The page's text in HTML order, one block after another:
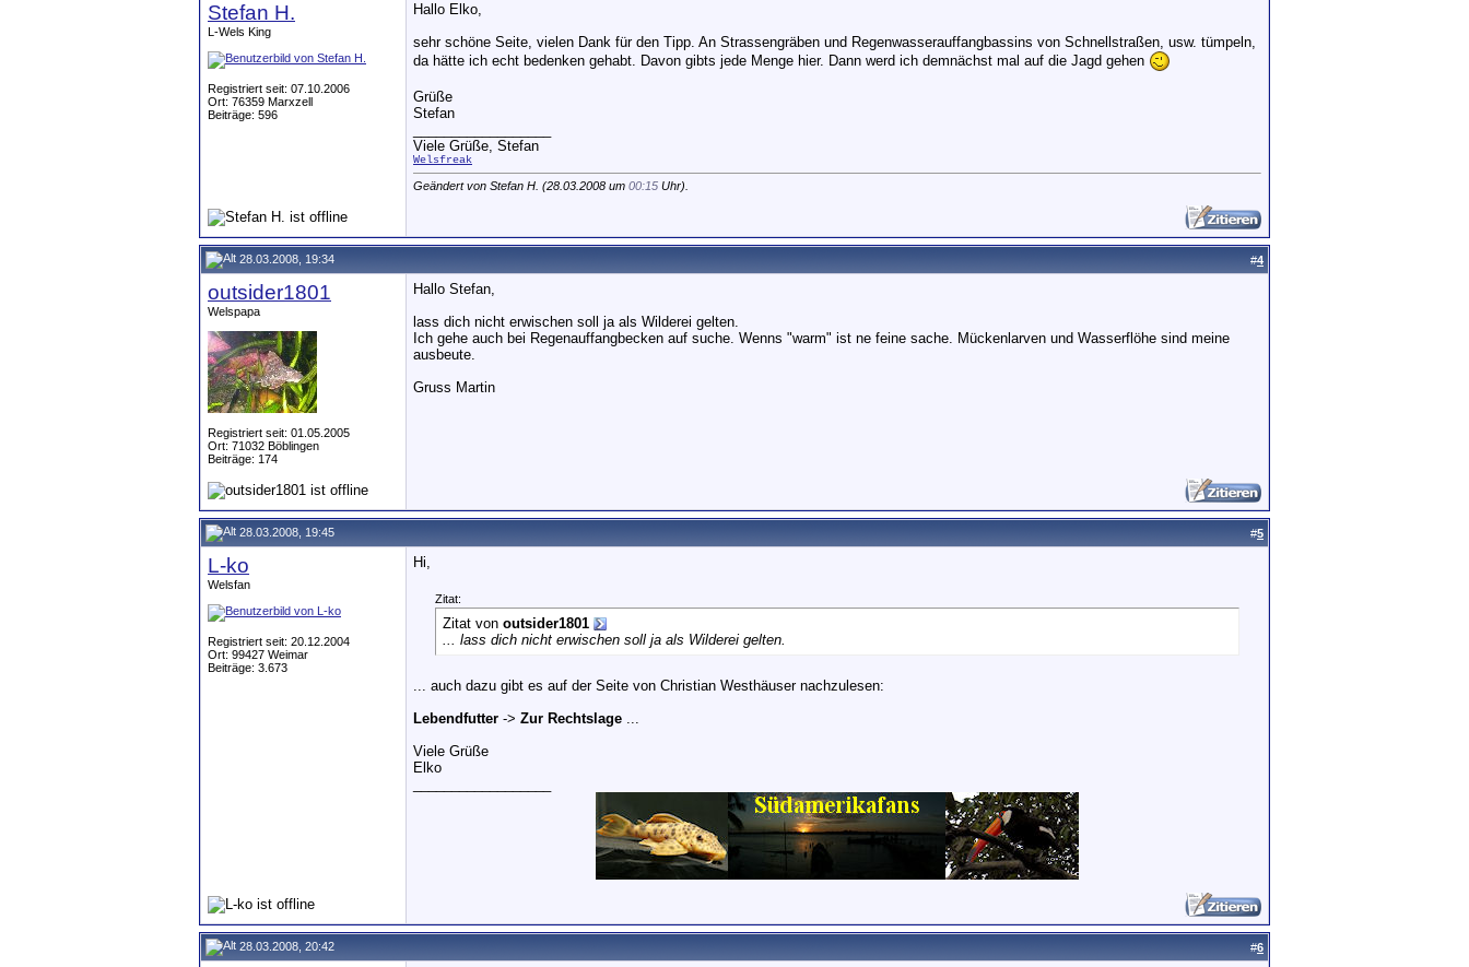
Stefan H.
L-Wels King
Registriert seit: 07.10.2006
Ort: 76359 Marxzell
Beiträge: 596
Hallo Elko,
sehr schöne Seite, vielen Dank für den Tipp. An Strassengräben und Regenwasserauffangbassins von Schnellstraßen, usw. tümpeln,
da hätte ich echt bedenken gehabt. Davon gibts jede Menge hier. Dann werd ich demnächst mal auf die Jagd gehen
Grüße
Stefan
Viele Grüße, Stefan
Welsfreak
Geändert von Stefan H. (28.03.2008 um 00:15 Uhr).
28.03.2008, 19:34 #4
outsider1801
Welspapa
Registriert seit: 01.05.2005
Ort: 71032 Böblingen
Beiträge: 174
Hallo Stefan,
lass dich nicht erwischen soll ja als Wilderei gelten.
Ich gehe auch bei Regenauffangbecken auf suche. Wenns "warm" ist ne feine sache. Mückenlarven und Wasserflöhe sind meine
ausbeute.
Gruss Martin
28.03.2008, 19:45 #5
L-ko
Welsfan
Registriert seit: 20.12.2004
Ort: 99427 Weimar
Beiträge: 3.673
Hi,
Zitat:
Zitat von outsider1801
... lass dich nicht erwischen soll ja als Wilderei gelten.
... auch dazu gibt es auf der Seite von Christian Westhäuser nachzulesen:
Lebendfutter -> Zur Rechtslage ...
Viele Grüße
Elko
28.03.2008, 20:42 #6